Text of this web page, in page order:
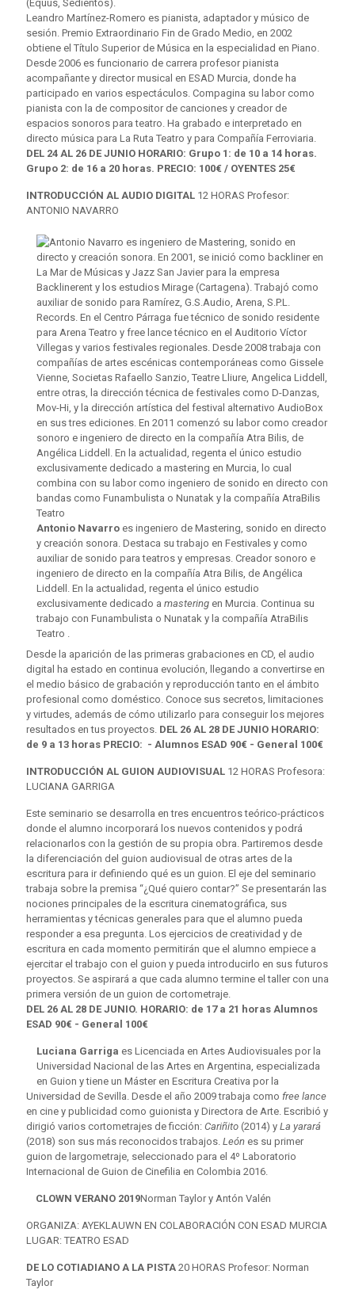
Leandro Martínez-Romero es pianista, adaptador y músico de
sesión. Premio Extraordinario Fin de Grado Medio, en 2002
obtiene el Título Superior de Música en la especialidad en Piano.
Desde 2006 es funcionario de carrera profesor pianista
acompañante y director musical en ESAD Murcia, donde ha
participado en varios espectáculos. Compagina su labor como
pianista con la de compositor de canciones y creador de
espacios sonoros para teatro. Ha grabado e interpretado en
directo música para La Ruta Teatro y para Compañía Ferroviaria.
DEL 24 AL 26 DE JUNIO HORARIO: Grupo 1: de 10 a 14 horas.
Grupo 2: de 16 a 20 horas. PRECIO: 100€ / OYENTES 25€
INTRODUCCIÓN AL AUDIO DIGITAL 12 HORAS Profesor:
ANTONIO NAVARRO
Antonio Navarro es ingeniero de Mastering, sonido en directo
y creación sonora. Destaca su trabajo en Festivales y como
auxiliar de sonido para teatros y empresas. Creador sonoro e
ingeniero de directo en la compañía Atra Bilis, de Angélica
Liddell. En la actualidad, regenta el único estudio
exclusivamente dedicado a mastering en Murcia. Continua su
trabajo con Funambulista o Nunatak y la compañía AtraBilis
Teatro .
Desde la aparición de las primeras grabaciones en CD, el audio
digital ha estado en continua evolución, llegando a convertirse en
el medio básico de grabación y reproducción tanto en el ámbito
profesional como doméstico. Conoce sus secretos, limitaciones
y virtudes, además de cómo utilizarlo para conseguir los mejores
resultados en tus proyectos. DEL 26 AL 28 DE JUNIO HORARIO:
de 9 a 13 horas PRECIO: - Alumnos ESAD 90€ - General 100€
INTRODUCCIÓN AL GUION AUDIOVISUAL 12 HORAS Profesora:
LUCIANA GARRIGA
Este seminario se desarrolla en tres encuentros teórico-prácticos
donde el alumno incorporará los nuevos contenidos y podrá
relacionarlos con la gestión de su propia obra. Partiremos desde
la diferenciación del guion audiovisual de otras artes de la
escritura para ir definiendo qué es un guion. El eje del seminario
trabaja sobre la premisa “¿Qué quiero contar?” Se presentarán las
nociones principales de la escritura cinematográfica, sus
herramientas y técnicas generales para que el alumno pueda
responder a esa pregunta. Los ejercicios de creatividad y de
escritura en cada momento permitirán que el alumno empiece a
ejercitar el trabajo con el guion y pueda introducirlo en sus futuros
proyectos. Se aspirará a que cada alumno termine el taller con una
primera versión de un guion de cortometraje.
DEL 26 AL 28 DE JUNIO. HORARIO: de 17 a 21 horas Alumnos
ESAD 90€ - General 100€
Luciana Garriga es Licenciada en Artes Audiovisuales por la
Universidad Nacional de las Artes en Argentina, especializada
en Guion y tiene un Máster en Escritura Creativa por la
Universidad de Sevilla. Desde el año 2009 trabaja como free lance
en cine y publicidad como guionista y Directora de Arte. Escribió y
dirigió varios cortometrajes de ficción: Cariñito (2014) y La yarará
(2018) son sus más reconocidos trabajos. León es su primer
guion de largometraje, seleccionado para el 4º Laboratorio
Internacional de Guion de Cinefilia en Colombia 2016.
CLOWN VERANO 2019Norman Taylor y Antón Valén
ORGANIZA: AYEKLAUWN EN COLABORACIÓN CON ESAD MURCIA
LUGAR: TEATRO ESAD
DE LO COTIADIANO A LA PISTA 20 HORAS Profesor: Norman
Taylor